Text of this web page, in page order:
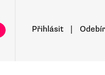
Přihlásit